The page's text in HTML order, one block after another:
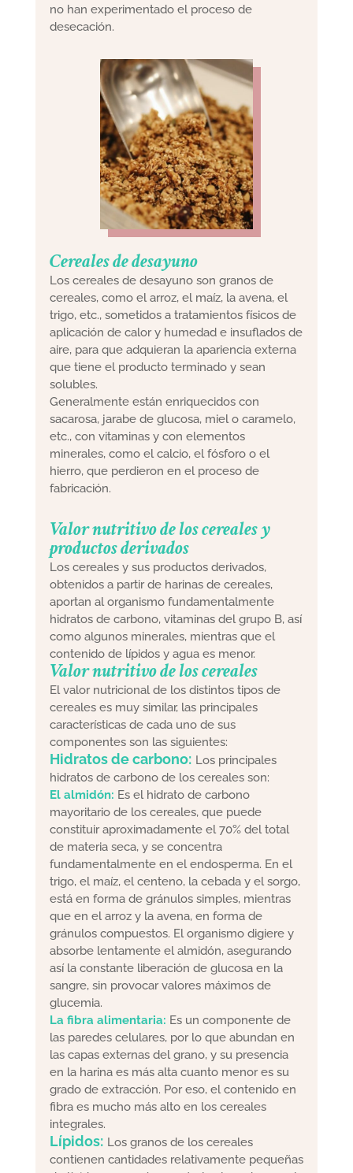
no han experimentado el proceso de
desecación.
Cereales de desayuno
Los cereales de desayuno son granos de
cereales, como el arroz, el maíz, la avena, el
trigo, etc., sometidos a tratamientos físicos de
aplicación de calor y humedad e insuflados de
aire, para que adquieran la apariencia externa
que tiene el producto terminado y sean
solubles.
Generalmente están enriquecidos con
sacarosa, jarabe de glucosa, miel o caramelo,
etc., con vitaminas y con elementos
minerales, como el calcio, el fósforo o el
hierro, que perdieron en el proceso de
fabricación.
Valor nutritivo de los cereales y
productos derivados
Los cereales y sus productos derivados,
obtenidos a partir de harinas de cereales,
aportan al organismo fundamentalmente
hidratos de carbono, vitaminas del grupo B, así
como algunos minerales, mientras que el
contenido de lípidos y agua es menor.
Valor nutritivo de los cereales
El valor nutricional de los distintos tipos de
cereales es muy similar, las principales
características de cada uno de sus
componentes son las siguientes:
Hidratos de carbono: Los principales
hidratos de carbono de los cereales son:
El almidón: Es el hidrato de carbono
mayoritario de los cereales, que puede
constituir aproximadamente el 70% del total
de materia seca, y se concentra
fundamentalmente en el endosperma. En el
trigo, el maíz, el centeno, la cebada y el sorgo,
está en forma de gránulos simples, mientras
que en el arroz y la avena, en forma de
gránulos compuestos. El organismo digiere y
absorbe lentamente el almidón, asegurando
así la constante liberación de glucosa en la
sangre, sin provocar valores máximos de
glucemia.
La fibra alimentaria: Es un componente de
las paredes celulares, por lo que abundan en
las capas externas del grano, y su presencia
en la harina es más alta cuanto menor es su
grado de extracción. Por eso, el contenido en
fibra es mucho más alto en los cereales
integrales.
Lípidos: Los granos de los cereales
contienen cantidades relativamente pequeñas